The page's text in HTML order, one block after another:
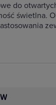
do
świetlna.